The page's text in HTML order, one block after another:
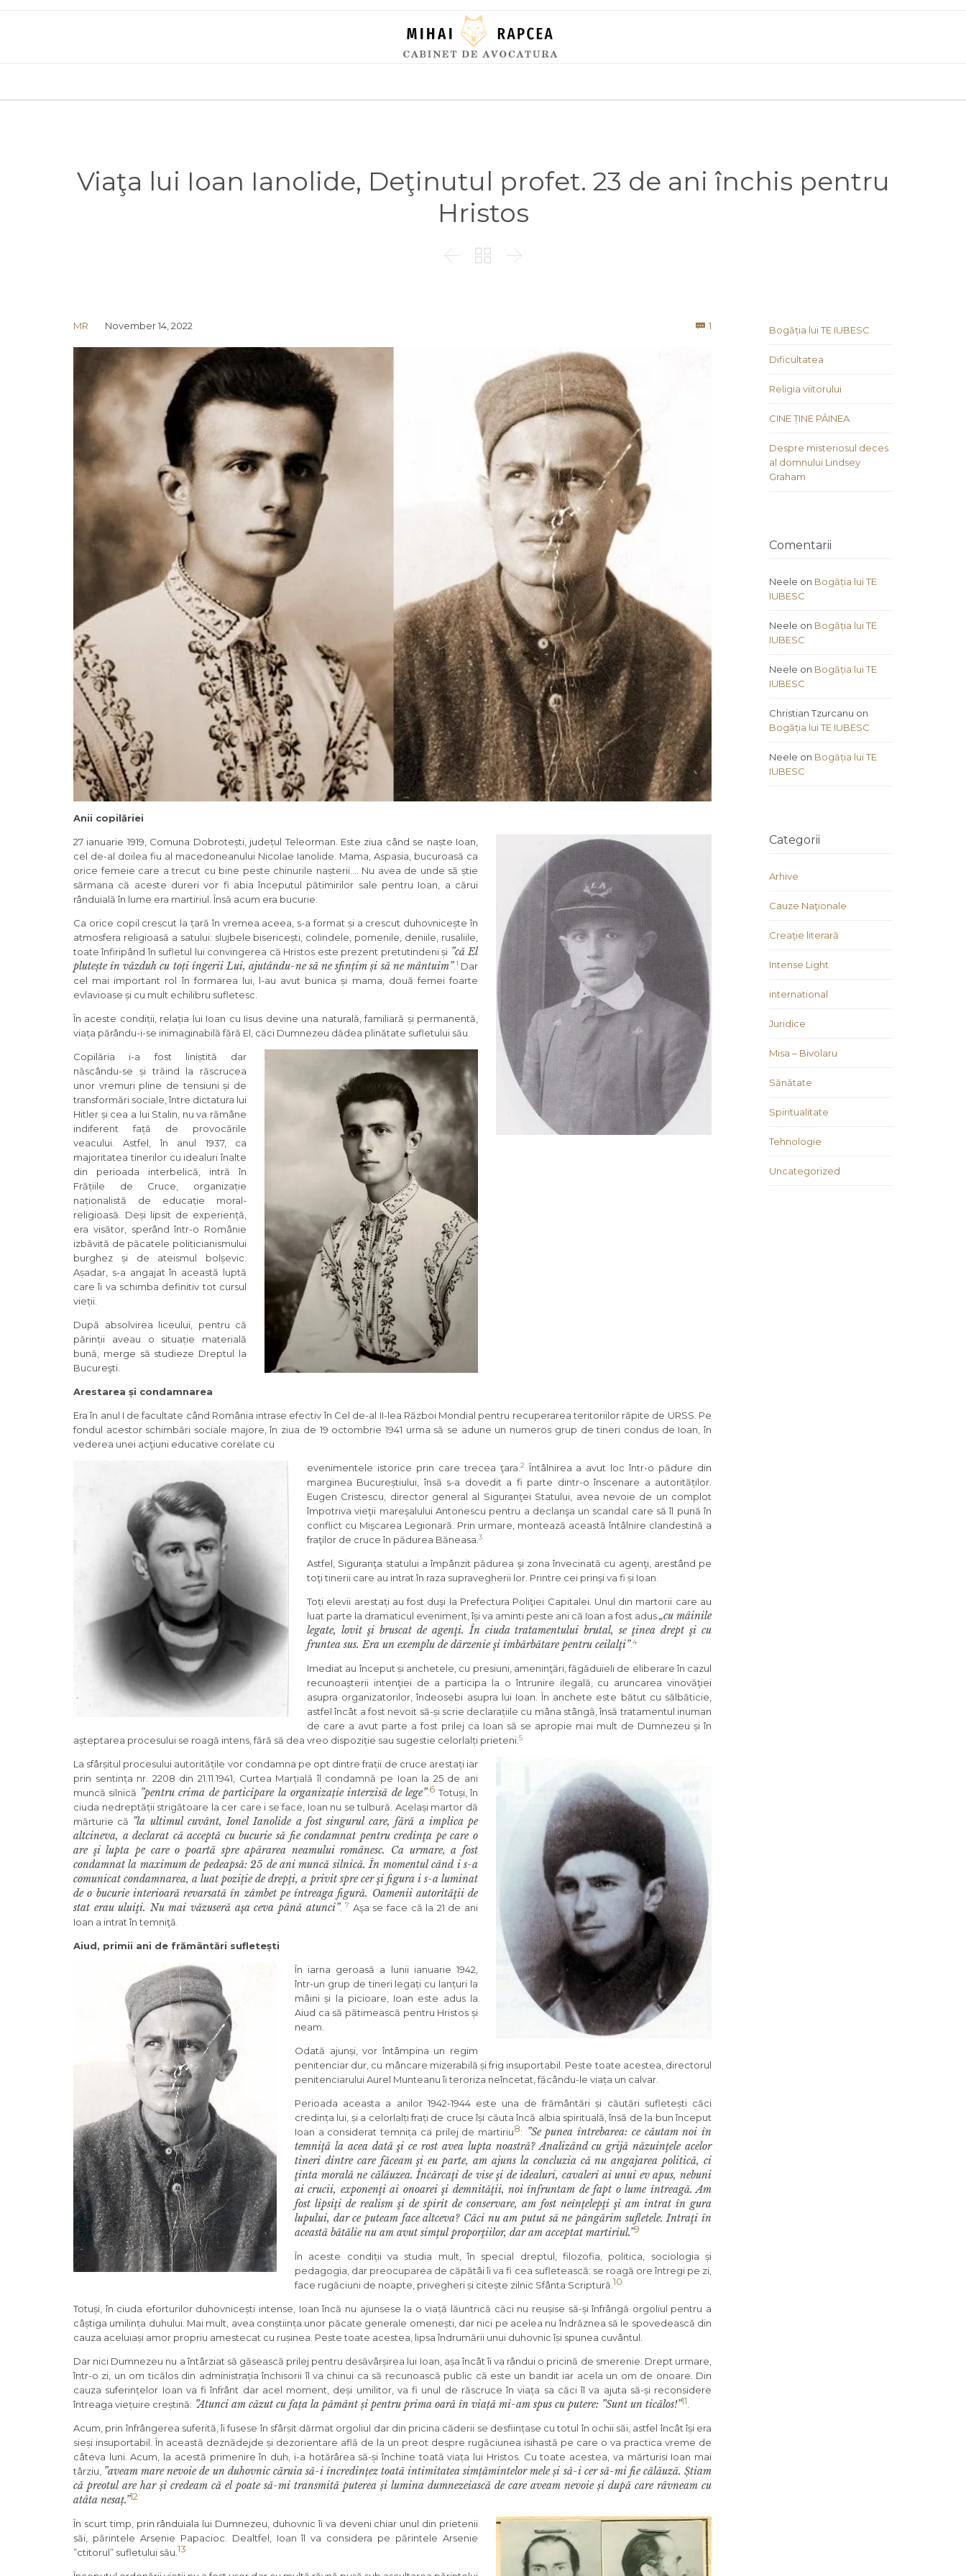
content
Viaţa lui Ioan Ianolide, Deţinutul profet. 23 de ani închis pentru
Hristos
  
MR November 14, 2022  1
Anii copilăriei
27 ianuarie 1919, Comuna Dobrotești, județul Teleorman. Este ziua când se naște Ioan,
cel de-al doilea fiu al macedoneanului Nicolae Ianolide. Mama, Aspasia, bucuroasă ca
orice femeie care a trecut cu bine peste chinurile nașterii…. Nu avea de unde să știe
sărmana că aceste dureri vor fi abia începutul pătimirilor sale pentru Ioan, a cărui
rânduială în lume era martiriul. Însă acum era bucurie.
Ca orice copil crescut la țară în vremea aceea, s-a format și a crescut duhovnicește în
atmosfera religioasă a satului: slujbele bisericești, colindele, pomenile, deniile, rusaliile,
toate înfiripând în sufletul lui convingerea că Hristos este prezent pretutindeni și ”că El
plutește în văzduh cu toți îngerii Lui, ajutându-ne să ne sfințim și să ne mântuim”.1 Dar
cel mai important rol în formarea lui, l-au avut bunica și mama, două femei foarte
evlavioase și cu mult echilibru sufletesc.
În aceste condiții, relația lui Ioan cu Iisus devine una naturală, familiară și permanentă,
viața părându-i-se inimaginabilă fără El, căci Dumnezeu dădea plinătate sufletului său.
Copilăria i-a fost liniștită dar
născându-se și trăind la răscrucea
unor vremuri pline de tensiuni și de
transformări sociale, între dictatura lui
Hitler și cea a lui Stalin, nu va rămâne
indiferent față de provocările
veacului. Astfel, în anul 1937, ca
majoritatea tinerilor cu idealuri înalte
din perioada interbelică, intră în
Frățiile de Cruce, organizație
naționalistă de educație moral-
religioasă. Deși lipsit de experiență,
era visător, sperând într-o Românie
izbăvită de păcatele politicianismului
burghez și de ateismul bolșevic.
Așadar, s-a angajat în această luptă
care îi va schimba definitiv tot cursul
vieții.
După absolvirea liceului, pentru că
părinții aveau o situație materială
bună, merge să studieze Dreptul la
Bucureşti.
Arestarea și condamnarea
Era în anul I de facultate când România intrase efectiv în Cel de-al II-lea Război Mondial pentru recuperarea teritoriilor răpite de URSS. Pe
fondul acestor schimbări sociale majore, în ziua de 19 octombrie 1941 urma să se adune un numeros grup de tineri condus de Ioan, în
vederea unei acţiuni educative corelate cu
evenimentele istorice prin care trecea ţara.2 Întâlnirea a avut loc într-o pădure din
marginea Bucureștiului, însă s-a dovedit a fi parte dintr-o înscenare a autorităților.
Eugen Cristescu, director general al Siguranţei Statului, avea nevoie de un complot
împotriva vieţii mareşalului Antonescu pentru a declanşa un scandal care să îl pună în
conflict cu Mişcarea Legionară. Prin urmare, montează această întâlnire clandestină a
fraţilor de cruce în pădurea Băneasa.3
Astfel, Siguranţa statului a împânzit pădurea şi zona învecinată cu agenţi, arestând pe
toţi tinerii care au intrat în raza supravegherii lor. Printre cei prinşi va fi și Ioan.
Toți elevii arestați au fost duşi la Prefectura Poliţiei Capitalei. Unul din martorii care au
luat parte la dramaticul eveniment, își va aminti peste ani că Ioan a fost adus„cu mâinile
legate, lovit şi bruscat de agenţi. În ciuda tratamentului brutal, se ţinea drept şi cu
fruntea sus. Era un exemplu de dârzenie şi îmbărbătare pentru ceilalţi”.4
Imediat au început și anchetele, cu presiuni, ameninţări, făgăduieli de eliberare în cazul
recunoaşterii intenţiei de a participa la o întrunire ilegală, cu aruncarea vinovăţiei
asupra organizatorilor, îndeosebi asupra lui Ioan. În anchete este bătut cu sălbăticie,
astfel încât a fost nevoit să-și scrie declarațiile cu mâna stângă, însă tratamentul inuman
de care a avut parte a fost prilej ca Ioan să se apropie mai mult de Dumnezeu și în
așteptarea procesului se roagă intens, fără să dea vreo dispoziție sau sugestie celorlalți prieteni.5
La sfârșitul procesului autoritățile vor condamna pe opt dintre frații de cruce arestați iar
prin sentința nr. 2208 din 21.11.1941, Curtea Marțială îl condamnă pe Ioan la 25 de ani
muncă silnică ”pentru crima de participare la organizație interzisă de lege”.6 Totuși, în
ciuda nedreptății strigătoare la cer care i se face, Ioan nu se tulbură. Același martor dă
mărturie că ”la ultimul cuvânt, Ionel Ianolide a fost singurul care, fără a implica pe
altcineva, a declarat că acceptă cu bucurie să fie condamnat pentru credinţa pe care o
are şi lupta pe care o poartă spre apărarea neamului românesc. Ca urmare, a fost
condamnat la maximum de pedeapsă: 25 de ani muncă silnică. În momentul când i s-a
comunicat condamnarea, a luat poziţie de drepţi, a privit spre cer şi figura i s-a luminat
de o bucurie interioară revarsată în zâmbet pe întreaga figură. Oamenii autorităţii de
stat erau uluiţi. Nu mai văzuseră aşa ceva până atunci”.7 Aşa se face că la 21 de ani
Ioan a intrat în temniţă.
Aiud, primii ani de frământări sufletești
În iarna geroasă a lunii ianuarie 1942,
într-un grup de tineri legați cu lanțuri la
mâini și la picioare, Ioan este adus la
Aiud ca să pătimească pentru Hristos și
neam.
Odată ajunși, vor întâmpina un regim
penitenciar dur, cu mâncare mizerabilă și frig insuportabil. Peste toate acestea, directorul
penitenciarului Aurel Munteanu îi teroriza neîncetat, făcându-le viața un calvar.
Perioada aceasta a anilor 1942-1944 este una de frământări și căutări sufletești căci
credința lui, și a celorlalți frați de cruce își căuta încă albia spirituală, însă de la bun început
Ioan a considerat temnița ca prilej de martiriu8: ”Se punea întrebarea: ce căutam noi în
temniţă la acea dată şi ce rost avea lupta noastră? Analizând cu grijă năzuinţele acelor
tineri dintre care făceam şi eu parte, am ajuns la concluzia că nu angajarea politică, ci
ţinta morală ne călăuzea. Încărcaţi de vise şi de idealuri, cavaleri ai unui ev apus, nebuni
ai crucii, exponenţi ai onoarei şi demnităţii, noi înfruntam de fapt o lume întreagă. Am
fost lipsiţi de realism şi de spirit de conservare, am fost neînţelepţi şi am intrat în gura
lupului, dar ce puteam face altceva? Căci nu am putut să ne pângărim sufletele. Intraţi în
această bătălie nu am avut simţul proporţiilor, dar am acceptat martiriul.”9
În aceste condiții va studia mult, în special dreptul, filozofia, politica, sociologia și
pedagogia, dar preocuparea de căpătâi îi va fi cea sufletească: se roagă ore întregi pe zi,
face rugăciuni de noapte, privegheri și citește zilnic Sfânta Scriptură.10
Totuși, în ciuda eforturilor duhovnicești intense, Ioan încă nu ajunsese la o viață lăuntrică căci nu reușise să-și înfrângă orgoliul pentru a
câștiga umilința duhului. Mai mult, avea conștiința unor păcate generale omenești, dar nici pe acelea nu îndrăznea să le spovedească din
cauza aceluiași amor propriu amestecat cu rușinea. Peste toate acestea, lipsa îndrumării unui duhovnic își spunea cuvântul.
Dar nici Dumnezeu nu a întârziat să găsească prilej pentru desăvârșirea lui Ioan, așa încât îi va rândui o pricină de smerenie. Drept urmare,
într-o zi, un om ticălos din administrația închisorii îl va chinui ca să recunoască public că este un bandit iar acela un om de onoare. Din
cauza suferințelor Ioan va fi înfrânt dar acel moment, deși umilitor, va fi unul de răscruce în viața sa căci îl va ajuta să-și reconsidere
întreaga viețuire creștină: ”Atunci am căzut cu fața la pământ și pentru prima oară în viață mi-am spus cu putere: ”Sunt un ticălos!”11.
Acum, prin înfrângerea suferită, îi fusese în sfârșit dărmat orgoliul dar din pricina căderii se desființase cu totul în ochii săi, astfel încât își era
sieși insuportabil. În această deznădejde și dezorientare află de la un preot despre rugăciunea isihastă pe care o va practica vreme de
câteva luni. Acum, la acestă primenire în duh, i-a hotărârea să-și închine toată viața lui Hristos. Cu toate acestea, va mărturisi Ioan mai
târziu, ”aveam mare nevoie de un duhovnic căruia să-i încredințez toată intimitatea simțămintelor mele și să-i cer să-mi fie călăuză. Știam
că preotul are har și credeam că el poate să-mi transmită puterea și lumina dumnezeiască de care aveam nevoie și după care râvneam cu
atâta nesaț.”12
În scurt timp, prin rânduiala lui Dumnezeu, duhovnic îi va deveni chiar unul din prietenii
săi, părintele Arsenie Papacioc. Dealtfel, Ioan îl va considera pe părintele Arsenie
”ctitorul” sufletului său.13
Bogăția lui TE IUBESC
Dificultatea
Religia viitorului
CINE ȚINE PÂINEA
Despre misteriosul deces
al domnului Lindsey
Graham
Comentarii
Neele on Bogăția lui TE
IUBESC
Neele on Bogăția lui TE
IUBESC
Neele on Bogăția lui TE
IUBESC
Christian Tzurcanu on
Bogăția lui TE IUBESC
Neele on Bogăția lui TE
IUBESC
Categorii
Arhive
Cauze Naţionale
Creaţie literară
Intense Light
international
Juridice
Misa – Bivolaru
Sănătate
Spiritualitate
Tehnologie
Uncategorized